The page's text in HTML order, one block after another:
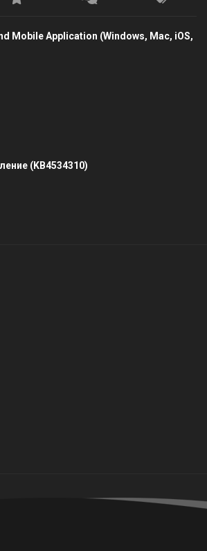
Mobile Application (Windows, Mac, iOS,
(KB4534310)